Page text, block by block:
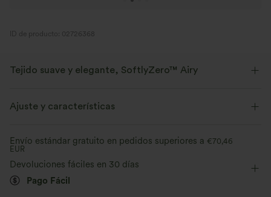
ID de producto: 02726368
Tejido suave y elegante, SoftlyZero™ Airy
fresco al tacto.
Se siente fresco al tacto.
Ajuste y características
Shorts integrados Cintura plana Con bolsillos
Con bolsillos Fácil de poner
Pierna ancha
Envío estándar gratuito en pedidos superiores a €70,46
EUR
Devoluciones fáciles en 30 días
Pago Fácil